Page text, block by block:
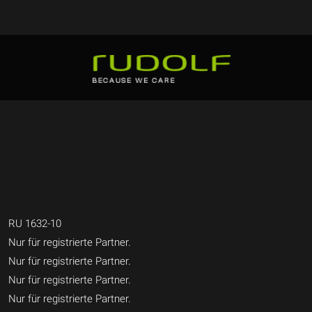
RU 1632-10
Nur für registrierte Partner.
Nur für registrierte Partner.
Nur für registrierte Partner.
Nur für registrierte Partner.